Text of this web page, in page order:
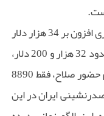
بر اساس آخرین داده‌ها، تیم ملی ایران چیزی افزون بر 34 هزار دلار
را جذب خود کرده است. بلژیک رقمی در حدود 32 هزار و 200 دلار،
نیوزلند، 9579 دلار و تیم ملی مصر، به‌رغم حضور صلاح، فقط 8890
ایران در این